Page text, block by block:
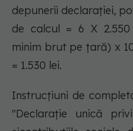
depunerii declarației,
de calcul = 6 X
minim brut pe țară) x
= 1.530 lei.
Instrucțiuni de
"Declaraţie unică